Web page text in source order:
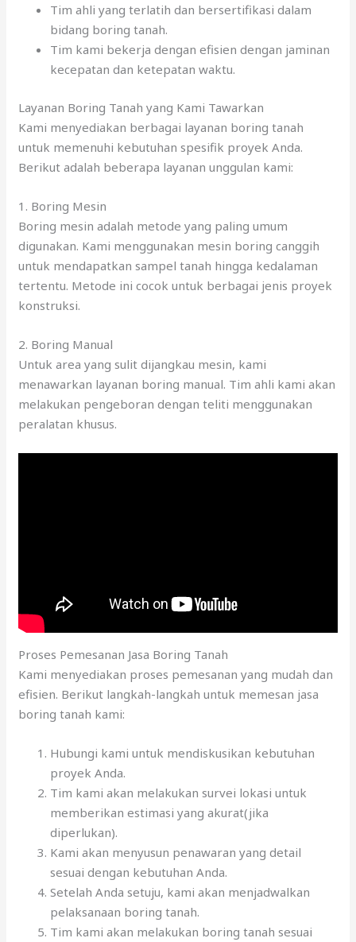
Tim ahli yang terlatih dan bersertifikasi dalam
bidang boring tanah.
Tim kami bekerja dengan efisien dengan jaminan
kecepatan dan ketepatan waktu.
Layanan Boring Tanah yang Kami Tawarkan
Kami menyediakan berbagai layanan boring tanah
untuk memenuhi kebutuhan spesifik proyek Anda.
Berikut adalah beberapa layanan unggulan kami:
1. Boring Mesin
Boring mesin adalah metode yang paling umum
digunakan. Kami menggunakan mesin boring canggih
untuk mendapatkan sampel tanah hingga kedalaman
tertentu. Metode ini cocok untuk berbagai jenis proyek
konstruksi.
2. Boring Manual
Untuk area yang sulit dijangkau mesin, kami
menawarkan layanan boring manual. Tim ahli kami akan
melakukan pengeboran dengan teliti menggunakan
peralatan khusus.
Proses Pemesanan Jasa Boring Tanah
Kami menyediakan proses pemesanan yang mudah dan
efisien. Berikut langkah-langkah untuk memesan jasa
boring tanah kami:
Hubungi kami untuk mendiskusikan kebutuhan
proyek Anda.
Tim kami akan melakukan survei lokasi untuk
memberikan estimasi yang akurat(jika
diperlukan).
Kami akan menyusun penawaran yang detail
sesuai dengan kebutuhan Anda.
Setelah Anda setuju, kami akan menjadwalkan
pelaksanaan boring tanah.
Tim kami akan melakukan boring tanah sesuai